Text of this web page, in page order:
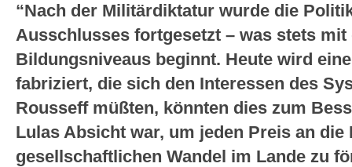
“Nach der Militärdiktatur wurde die
Ausschlusses fortgesetzt – was stets mit
Bildungsniveaus beginnt. Heute wird
fabriziert, die sich den Interessen des
Rousseff müßten, könnten dies zum
Lulas Absicht war, um jeden Preis an die
gesellschaftlichen Wandel im Lande zu